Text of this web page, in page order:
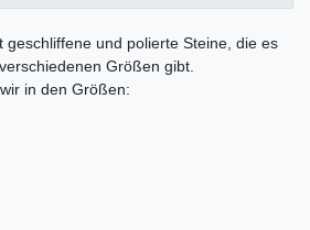
geschliffene und polierte Steine, die es
Größen gibt.
in den Größen: